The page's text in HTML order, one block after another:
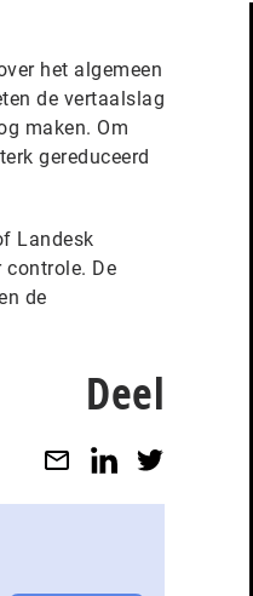
het algemeen
de vertaalslag
maken. Om
gereduceerd
Landesk
controle. De
de
Deel